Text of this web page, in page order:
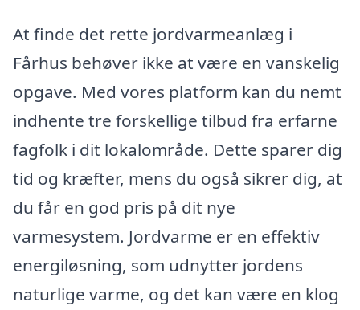
At finde det rette jordvarmeanlæg i
Fårhus behøver ikke at være en vanskelig
opgave. Med vores platform kan du nemt
indhente tre forskellige tilbud fra erfarne
fagfolk i dit lokalområde. Dette sparer dig
tid og kræfter, mens du også sikrer dig, at
du får en god pris på dit nye
varmesystem. Jordvarme er en effektiv
energiløsning, som udnytter jordens
naturlige varme, og det kan være en klog